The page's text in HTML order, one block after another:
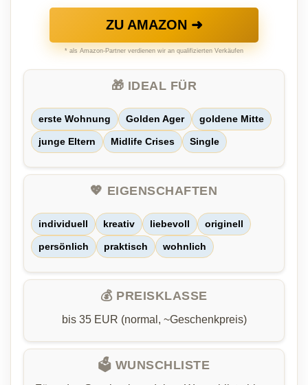
ZU AMAZON ➜
* als Amazon-Partner verdienen wir an qualifizierten Verkäufen
🎁 IDEAL FÜR
erste Wohnung Golden Ager goldene Mitte
junge Eltern Midlife Crises Single
💖 EIGENSCHAFTEN
individuell kreativ liebevoll originell
persönlich praktisch wohnlich
💰 PREISKLASSE
bis 35 EUR (normal, ~Geschenkpreis)
🗳️ WUNSCHLISTE